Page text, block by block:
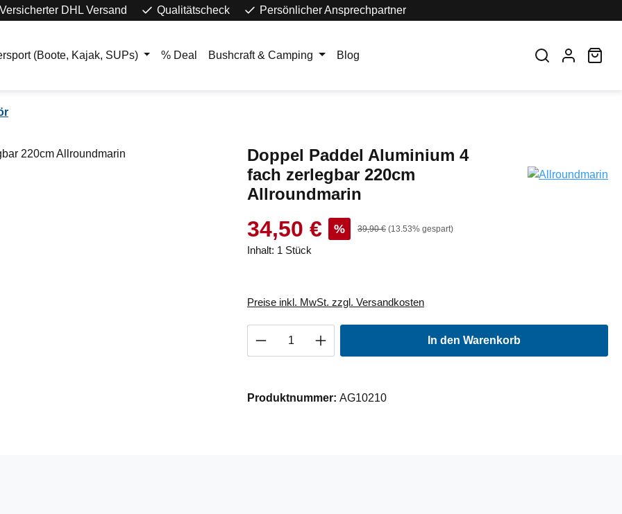
Versicherter DHL Versand Qualitätscheck Persönlicher Ansprechpartner
(Boote, Kajak, SUPs) % Deal Bushcraft & Camping Blog
Doppel Paddel Aluminium 4
fach zerlegbar 220cm
Allroundmarin
34,50 € % 39,90 € (13.53% gespart)
Inhalt: 1 Stück
Preise inkl. MwSt. zzgl. Versandkosten
Produkt Anzahl: Gib den gewünschten Wert ein
In den Warenkorb
Produktnummer: AG10210